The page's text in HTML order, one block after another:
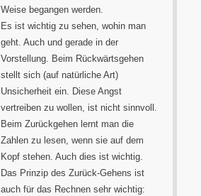
Weise begangen werden.
Es ist wichtig zu sehen, wohin man
geht. Auch und gerade in der
Vorstellung. Beim Rückwärtsgehen
stellt sich (auf natürliche Art)
Unsicherheit ein. Diese Angst
vertreiben zu wollen, ist nicht sinnvoll.
Beim Zurückgehen lernt man die
Zahlen zu lesen, wenn sie auf dem
Kopf stehen. Auch dies ist wichtig.
Das Prinzip des Zurück-Gehens ist
auch für das Rechnen sehr wichtig: